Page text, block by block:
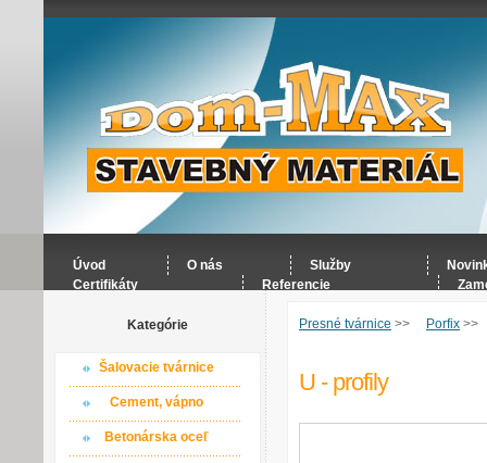
Úvod O nás Služby
Certifikáty
Referencie
Kategórie
Šalovacie tvárnice
Cement, vápno
Betonárska oceľ
Presné tvárnice >> Porfix >>
U - profily